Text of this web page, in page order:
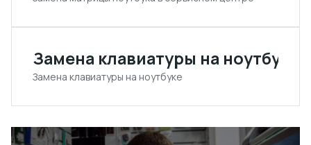
Замена клавиатуры на ноутбуке
Замена клавиатуры на ноутбуке